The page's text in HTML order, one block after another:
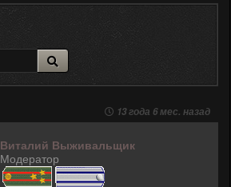
13 года 6 мес. назад
Виталий Выживальщик
Модератор